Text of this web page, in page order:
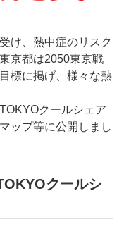
け、熱中症のリスク
京都は2050東京戦
標に掲げ、様々な熱
クールシェア
ップ等に公開しまし
クールシ